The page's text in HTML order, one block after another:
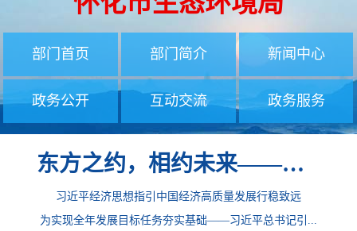
部门首页 部门简介 新闻中心
政务公开 互动交流 政务服务
东方之约，相约未来——中国元首外交的世界情怀与大国气派
习近平经济思想指引中国经济高质量发展行稳致远
为实现全年发展目标任务夯实基础——习近平总书记引...